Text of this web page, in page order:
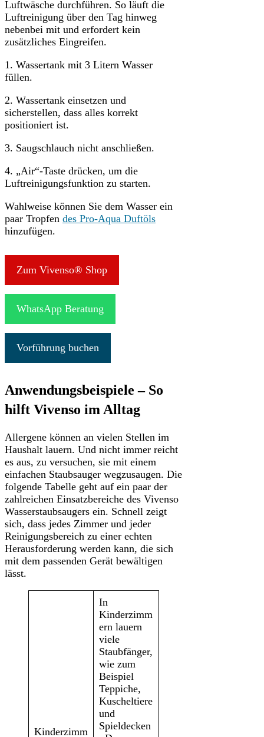
Luftwäsche durchführen. So läuft die
Luftreinigung über den Tag hinweg
nebenbei mit und erfordert kein
zusätzliches Eingreifen.
1. Wassertank mit 3 Litern Wasser
füllen.
2. Wassertank einsetzen und
sicherstellen, dass alles korrekt
positioniert ist.
3. Saugschlauch nicht anschließen.
4. „Air“-Taste drücken, um die
Luftreinigungsfunktion zu starten.
Wahlweise können Sie dem Wasser ein
paar Tropfen des Pro-Aqua Duftöls
hinzufügen.
Zum Vivenso® Shop
WhatsApp Beratung
Vorführung buchen
Anwendungsbeispiele – So
hilft Vivenso im Alltag
Allergene können an vielen Stellen im
Haushalt lauern. Und nicht immer reicht
es aus, zu versuchen, sie mit einem
einfachen Staubsauger wegzusaugen. Die
folgende Tabelle geht auf ein paar der
zahlreichen Einsatzbereiche des Vivenso
Wasserstaubsaugers ein. Schnell zeigt
sich, dass jedes Zimmer und jeder
Reinigungsbereich zu einer echten
Herausforderung werden kann, die sich
mit dem passenden Gerät bewältigen
lässt.
Kinderzimm
In
Kinderzimm
ern lauern
viele
Staubfänger,
wie zum
Beispiel
Teppiche,
Kuscheltiere
und
Spieldecken